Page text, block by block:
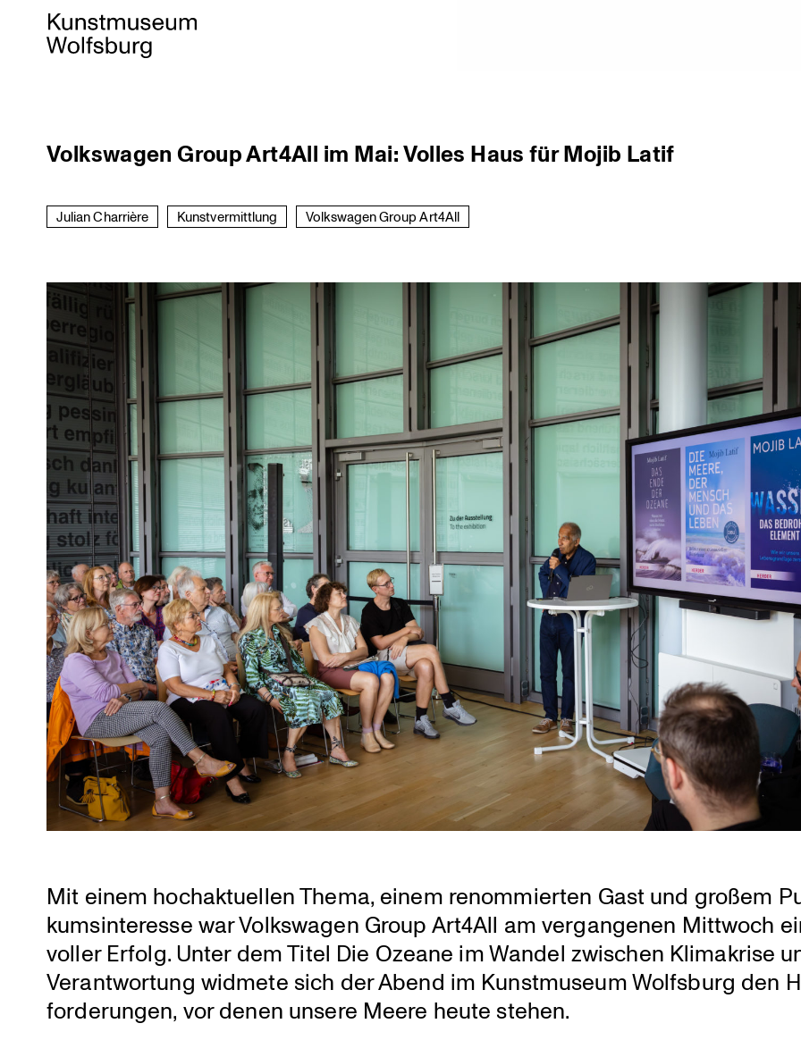
content
Volkswagen Group Art4All im Mai: Volles Haus für Mojib Latif
Julian Charrière Kunstvermittlung Volkswagen Group Art4All
Mit einem hochak­tu­ellen Thema, einem renom­mierten Gast und großem
kums­in­ter­esse war Volks­wagen Group Art4All am vergan­genen Mittwoch
voller Erfolg. Unter dem Titel Die Ozeane im Wandel zwischen Klima­krise
Verant­wor­tung widmete sich der Abend im Kunst­mu­seum Wolfsburg den
for­de­rungen, vor denen unsere Meere heute stehen.